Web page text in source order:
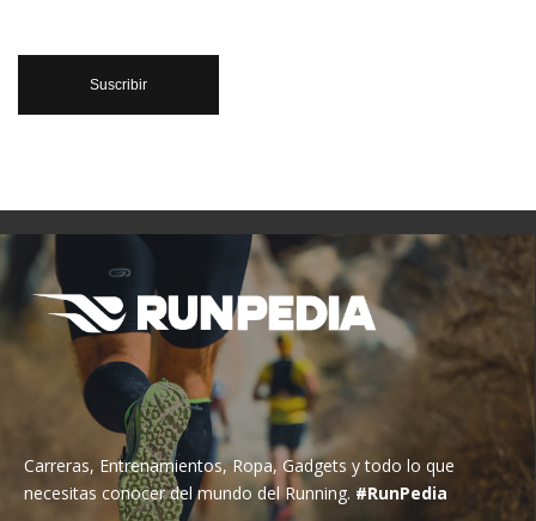
Carreras, Entrenamientos, Ropa, Gadgets y todo lo que
necesitas conocer del mundo del Running. #RunPedia